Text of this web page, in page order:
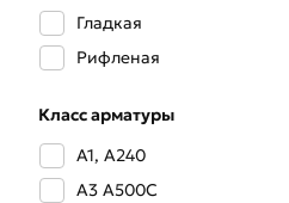
Гладкая
Рифленая
Класс арматуры
А1, А240
А3 А500С